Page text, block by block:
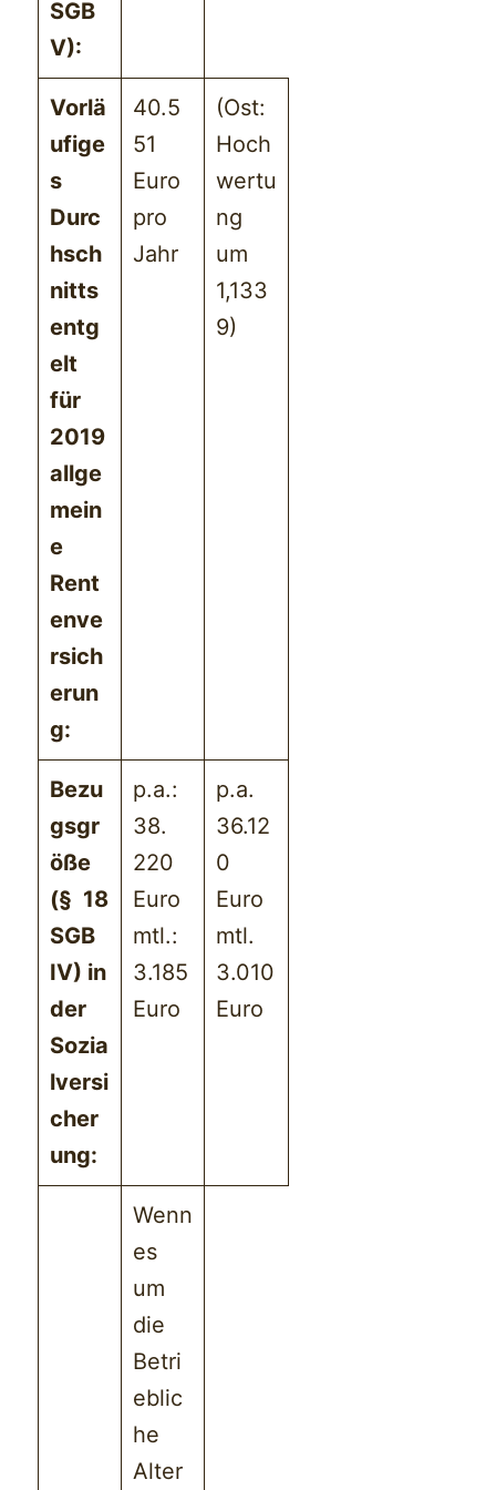
SGB
V):
Vorlä
ufige
s
Durc
hsch
nitts
entg
elt
für
2019
allge
mein
e
Rent
enve
rsich
erun
g:
40.5
51
Euro
pro
Jahr
(Ost:
Hoch
wertu
ng
um
1,133
9)
Bezu
gsgr
öße
(§ 18
SGB
IV) in
der
Sozia
lversi
cher
ung:
p.a.:
38.
220
Euro
mtl.:
3.185
Euro
p.a.
36.12
0
Euro
mtl.
3.010
Euro
Wenn
es
um
die
Betri
eblic
he
Alter